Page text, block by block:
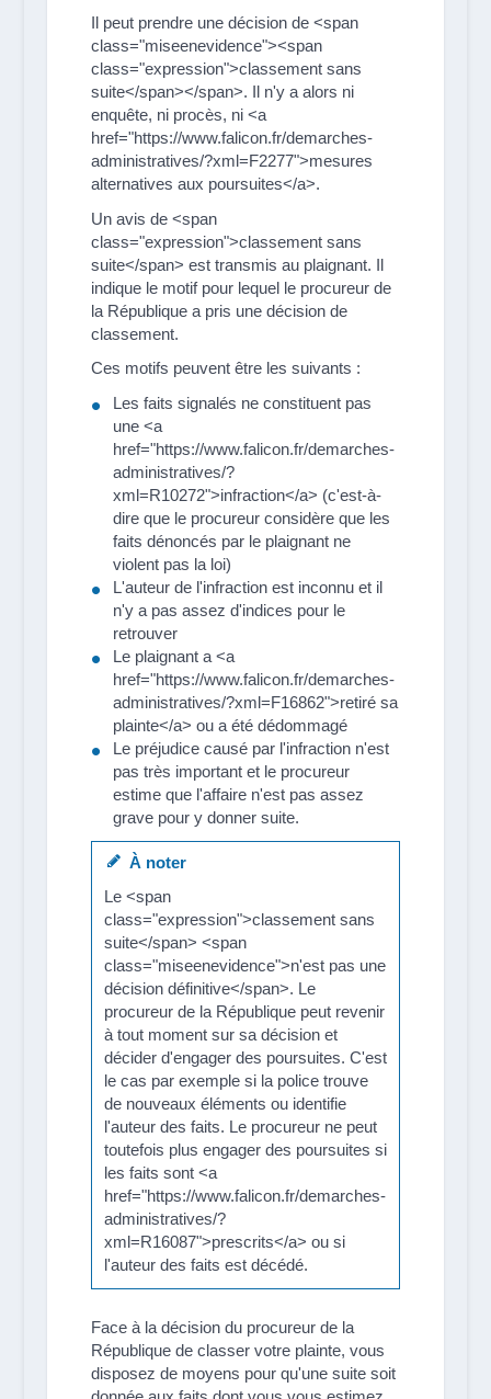
Il peut prendre une décision de <span
class="miseenevidence"><span
class="expression">classement sans
suite</span></span>. Il n'y a alors ni
enquête, ni procès, ni <a
href="https://www.falicon.fr/demarches-
administratives/?xml=F2277">mesures
alternatives aux poursuites</a>.
Un avis de <span
class="expression">classement sans
suite</span> est transmis au plaignant. Il
indique le motif pour lequel le procureur de
la République a pris une décision de
classement.
Ces motifs peuvent être les suivants :
Les faits signalés ne constituent pas
une <a
href="https://www.falicon.fr/demarches-
administratives/?
xml=R10272">infraction</a> (c'est-à-
dire que le procureur considère que les
faits dénoncés par le plaignant ne
violent pas la loi)
L'auteur de l'infraction est inconnu et il
n'y a pas assez d'indices pour le
retrouver
Le plaignant a <a
href="https://www.falicon.fr/demarches-
administratives/?xml=F16862">retiré sa
plainte</a> ou a été dédommagé
Le préjudice causé par l'infraction n'est
pas très important et le procureur
estime que l'affaire n'est pas assez
grave pour y donner suite.
À noter
Le <span
class="expression">classement sans
suite</span> <span
class="miseenevidence">n'est pas une
décision définitive</span>. Le
procureur de la République peut revenir
à tout moment sur sa décision et
décider d'engager des poursuites. C'est
le cas par exemple si la police trouve
de nouveaux éléments ou identifie
l'auteur des faits. Le procureur ne peut
toutefois plus engager des poursuites si
les faits sont <a
href="https://www.falicon.fr/demarches-
administratives/?
xml=R16087">prescrits</a> ou si
l'auteur des faits est décédé.
Face à la décision du procureur de la
République de classer votre plainte, vous
disposez de moyens pour qu'une suite soit